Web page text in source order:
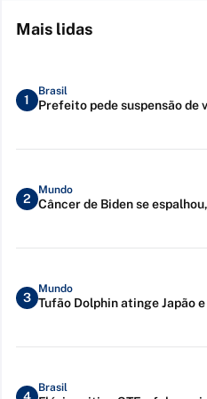
Mais lidas
1
Brasil
Prefeito pede suspensão de
2
Mundo
Câncer de Biden se
3
Mundo
Tufão Dolphin atinge Japão
Brasil